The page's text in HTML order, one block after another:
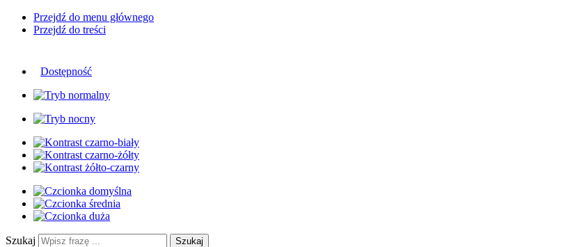
Przejdź do menu głównego
Przejdź do treści
Dostępność
Szukaj Szukaj